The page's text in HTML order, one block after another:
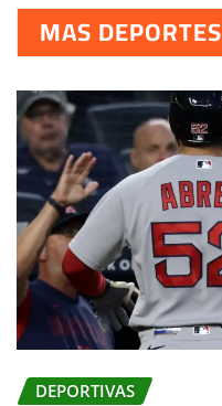
MAS DEPORTES
DEPORTIVAS